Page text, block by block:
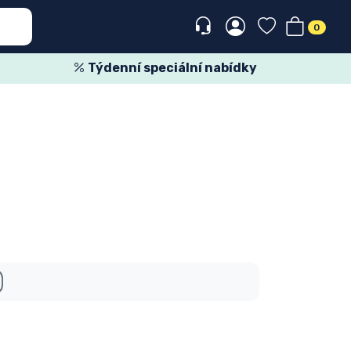
0
Týdenní speciální nabídky